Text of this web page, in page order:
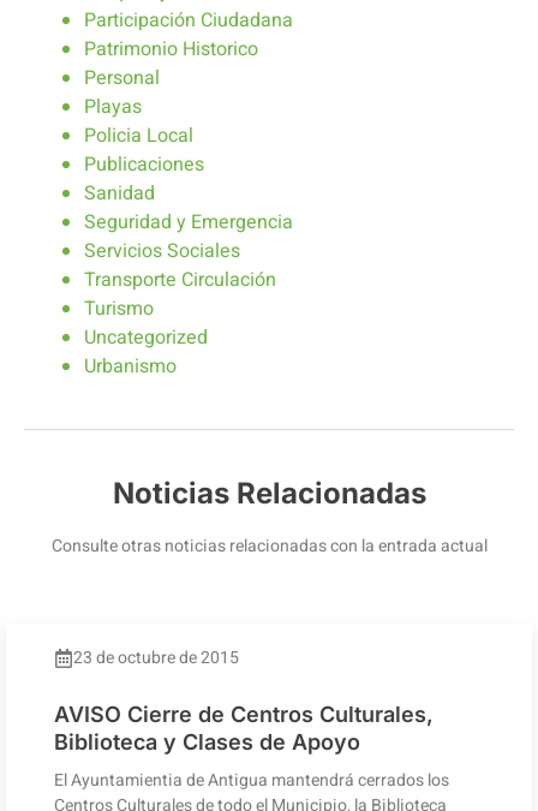
Participación Ciudadana
Patrimonio Historico
Personal
Playas
Policia Local
Publicaciones
Sanidad
Seguridad y Emergencia
Servicios Sociales
Transporte Circulación
Turismo
Uncategorized
Urbanismo
Noticias Relacionadas
Consulte otras noticias relacionadas con la entrada actual
23 de octubre de 2015
AVISO Cierre de Centros Culturales,
Biblioteca y Clases de Apoyo
El Ayuntamientia de Antigua mantendrá cerrados los
Centros Culturales de todo el Municipio, la Biblioteca